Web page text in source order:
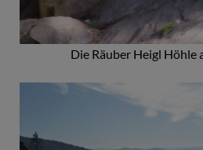
Die Räuber Heigl Höhle